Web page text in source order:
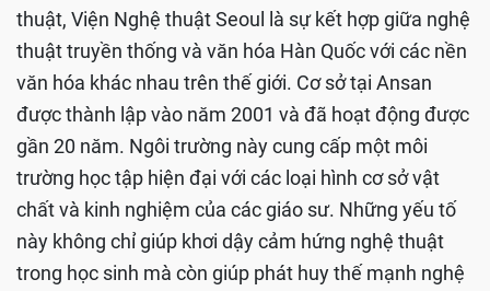
thuật, Viện Nghệ thuật Seoul là sự kết hợp giữa nghệ
thuật truyền thống và văn hóa Hàn Quốc với các nền
văn hóa khác nhau trên thế giới. Cơ sở tại Ansan
được thành lập vào năm 2001 và đã hoạt động được
gần 20 năm. Ngôi trường này cung cấp một môi
trường học tập hiện đại với các loại hình cơ sở vật
chất và kinh nghiệm của các giáo sư. Những yếu tố
này không chỉ giúp khơi dậy cảm hứng nghệ thuật
trong học sinh mà còn giúp phát huy thế mạnh nghệ